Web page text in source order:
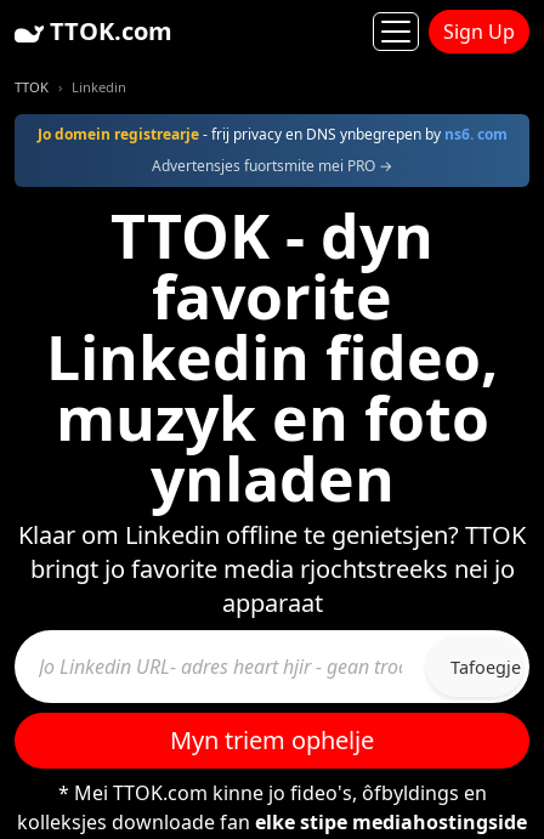
TTOK.com Sign Up
TTOK Linkedin
Jo domein registrearje- frij privacy en DNS ynbegrepen by ns6. com
Advertensjes fuortsmite mei PRO →
TTOK - dyn
favorite
Linkedin fideo,
muzyk en foto
ynladen
Klaar om Linkedin offline te genietsjen? TTOK
bringt jo favorite media rjochtstreeks nei jo
apparaat
Tafoegje
Myn triem ophelje
* Mei TTOK.com kinne jo fideo's, ôfbyldings en
kolleksjes downloade fan elke stipe mediahostingside